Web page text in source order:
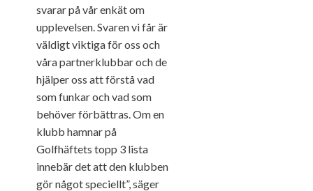
svarar på vår enkät om
upplevelsen. Svaren vi får är
väldigt viktiga för oss och
våra partnerklubbar och de
hjälper oss att förstå vad
som funkar och vad som
behöver förbättras. Om en
klubb hamnar på
Golfhäftets topp 3 lista
innebär det att den klubben
gör något speciellt”, säger